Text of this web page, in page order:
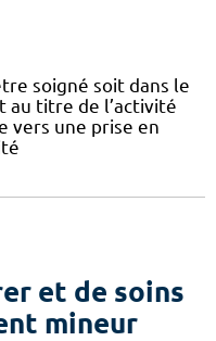
soigné soit dans le
au titre de l’activité
vers une prise en
et de soins
mineur